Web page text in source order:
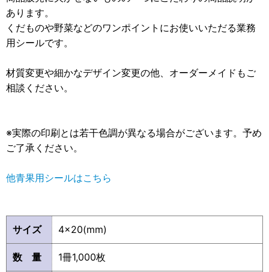
あります。
くだものや野菜などのワンポイントにお使いいただる業務
用シールです。
材質変更や細かなデザイン変更の他、オーダーメイドもご
相談ください。
※実際の印刷とは若干色調が異なる場合がございます。予め
ご了承ください。
他青果用シールはこちら
サイズ 4×20(mm)
数 量 1冊1,000枚